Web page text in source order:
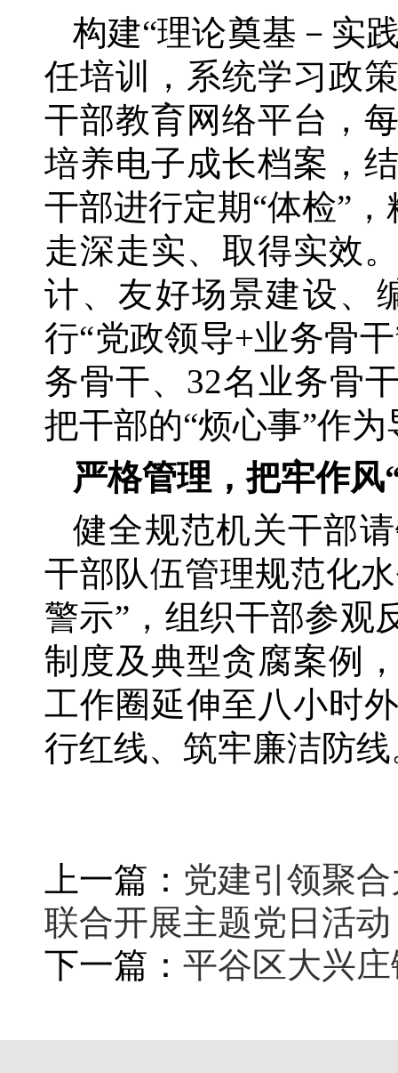
构建“理论奠基－实
任培训，系统学习政
干部教育网络平台，
培养电子成长档案，
干部进行定期“体检”
走深走实、取得实效
计、友好场景建设、
行“党政领导+业务骨
务骨干、32名业务骨
把干部的“烦心事”作
严格管理，把牢作风
健全规范机关干部
干部队伍管理规范化
警示”，组织干部参观
制度及典型贪腐案例
工作圈延伸至八小时
行红线、筑牢廉洁防
上一篇： 党建引领聚
联合开展主题党日活动
下一篇： 平谷区大兴